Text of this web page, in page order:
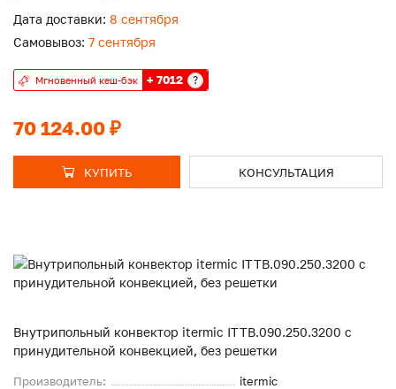
70 124.00 ₽
Дата доставки: 8 сентября
Самовывоз: 7 сентября
Мгновенный кеш-бэк + 7012 ?
КУПИТЬ КОНСУЛЬТАЦИЯ
Внутрипольный конвектор itermic ITTB.090.250.3200 с
принудительной конвекцией, без решетки
Производитель:
itermic